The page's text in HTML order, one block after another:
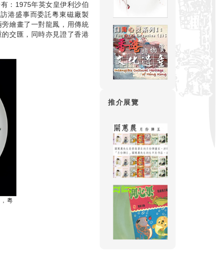
：1975年英女皇伊利沙伯
港盛事而委託粵東磁廠製
繪畫了一對龍鳳，用傳統
交匯，同時亦見證了香港
粵
推介展覽